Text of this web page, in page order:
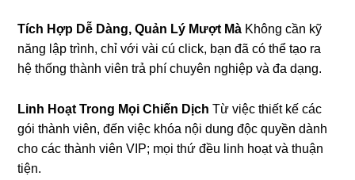
Tích Hợp Dễ Dàng, Quản Lý Mượt Mà Không cần kỹ
năng lập trình, chỉ với vài cú click, bạn đã có thể tạo ra
hệ thống thành viên trả phí chuyên nghiệp và đa dạng.
Linh Hoạt Trong Mọi Chiến Dịch Từ việc thiết kế các
gói thành viên, đến việc khóa nội dung độc quyền dành
cho các thành viên VIP; mọi thứ đều linh hoạt và thuận
tiện.